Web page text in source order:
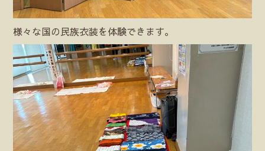
様々な国の民族衣装を体験できます。